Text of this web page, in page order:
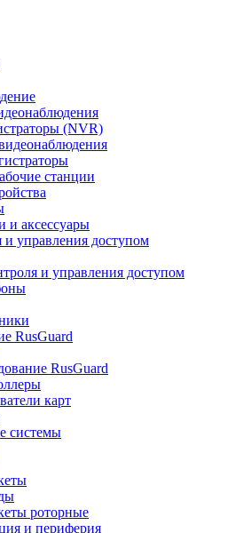
(NVR)
станции
и аксессуары
управления доступом
и управления доступом
RusGuard
RusGuard
карт
системы
роторные
и периферия